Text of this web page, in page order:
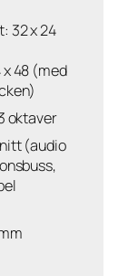
32 x 24
48 (med
oktaver
(audio